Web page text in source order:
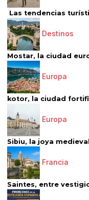
Las tendencias
Destinos
Mostar, la ciudad
Europa
kotor, la ciudad
Europa
Sibiu, la joya
Francia
Saintes, entre